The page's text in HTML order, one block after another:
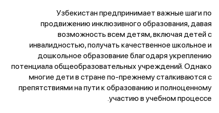
Узбекистан предпринимает важные шаги по
продвижению инклюзивного образования, давая
возможность всем детям, включая детей с
инвалидностью, получать качественное школьное и
дошкольное образование благодаря укреплению
потенциала общеобразовательных учреждений. Однако
многие дети в стране по-прежнему сталкиваются с
препятствиями на пути к образованию и полноценному
участию в учебном процессе.